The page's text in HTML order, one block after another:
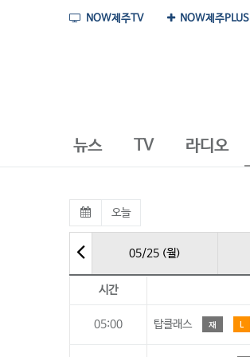
NOW제주PLUS
NOW제주TV
뉴스 TV 라디오
오늘
05/25 (월)
시간
05:00 탑클래스 재 L